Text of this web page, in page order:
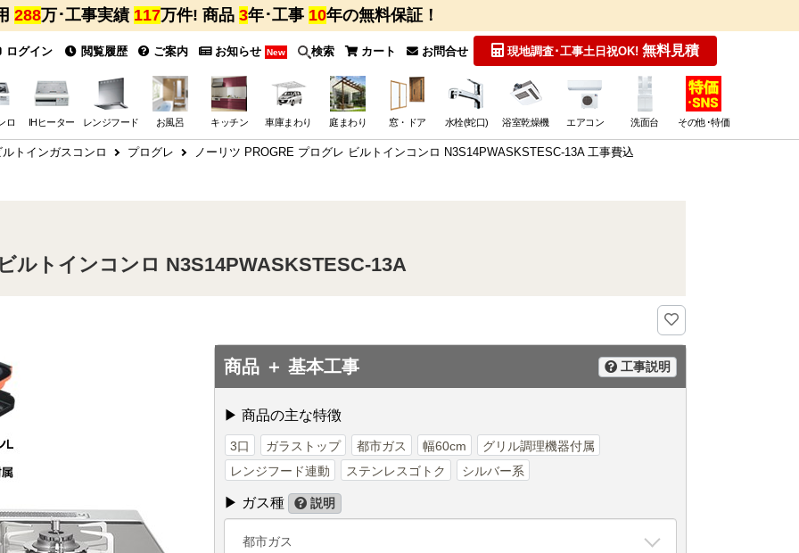
288万･工事実績 117万件! 商品 3年･工事 10年の無料保証！
ログイン 閲覧履歴 ご案内 お知らせ New 検索 カート お問合せ 現地調査･工事土日祝OK! 無料見積
ロ IHヒーター レンジフード お風呂 キッチン 車庫まわり 庭まわり 窓・ドア 水栓(蛇口) 浴室乾燥機 エアコン 洗面台 その他･特価
トインガスコンロ プログレ ノーリツ PROGRE プログレ ビルトインコンロ N3S14PWASKSTESC-13A 工事費込
ルトインコンロ N3S14PWASKSTESC-13A
商品 ＋ 基本工事 工事説明
▶ 商品の主な特徴
3口 ガラストップ 都市ガス 幅60cm
グリル調理機器付属
レンジフード連動
ステンレスゴトク シルバー系
▶ ガス種 説明
都市ガス